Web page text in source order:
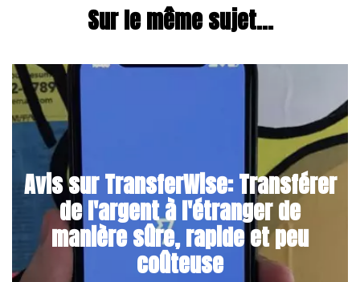
Sur le même sujet...
Avis sur TransferWise: Transférer
de l'argent à l'étranger de
manière sûre, rapide et peu
coûteuse